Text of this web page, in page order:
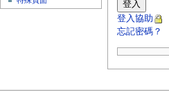
登入
登入協助
忘記密碼？